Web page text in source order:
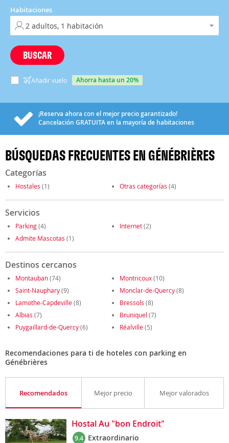
Habitaciones
BUSCAR
Añadir vuelo ahorra hasta un 20%
¡Reserva ahora con el mejor precio garantizado!
Cancelación GRATUITAen la mayoría de habitaciones
BÚSQUEDAS FRECUENTES EN GÉNÉBRIÈRES
Categorías
Hostales (1) Otras categorías (4)
Servicios
Parking(4) Internet(2)
Admite Mascotas (1)
Destinos cercanos
Montauban(74) Montricoux(10)
Saint-Nauphary(9) Monclar-de-Quercy(8)
Lamothe-Capdeville(8) Bressols (8)
Albias (7) Bruniquel (7)
Puygaillard-de-Quercy(6) Réalville(5)
Recomendaciones para ti de hoteles con parking en
Génébrières
Recomendados Mejor precio Mejor valorados
Hostal Au "bon Endroit"
9.4 Extraordinario